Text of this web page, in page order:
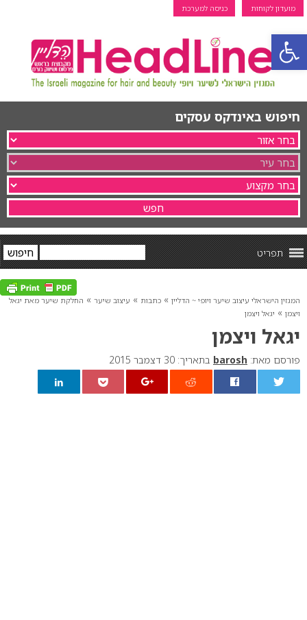
פתח סרגל נגישות
מועדון לקוחות כניסה למערכת
חיפוש באינדקס עסקים
תפריט
המגזין הישראלי עיצוב שיער ויופי ~ הדליין » כתבות » עיצוב שיער » החלקת שיער מאת יגאל
ויצמן » יגאל ויצמן
יגאל ויצמן
פורסם מאת: barosh בתאריך: 30 דצמבר 2015